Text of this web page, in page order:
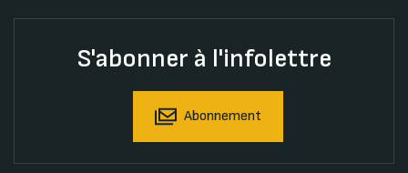
S'abonner à l'infolettre
Abonnement